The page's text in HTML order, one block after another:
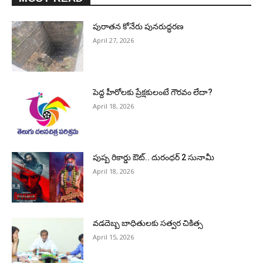
పురాత‌న కోనేరు పున‌రుద్ధ‌ర‌ణ
April 27, 2026
పెద్ద హీరోల‌కు ప్రేక్ష‌కులంటే గౌర‌వం లేదా?
April 18, 2026
పుష్ప రికార్డు ఔట్‌.. దురంధ‌ర్ 2 సునామీ
April 18, 2026
వడదెబ్బ బాధితులకు సత్వర చికిత్స
April 15, 2026